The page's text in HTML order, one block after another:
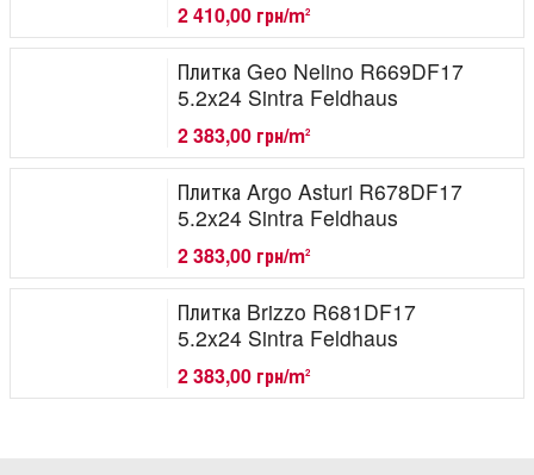
2 410,00 грн/m2
Плитка Geo Nelino R669DF17
5.2x24 Sintra Feldhaus
2 383,00 грн/m2
Плитка Argo Asturi R678DF17
5.2x24 Sintra Feldhaus
2 383,00 грн/m2
Плитка Brizzo R681DF17
5.2x24 Sintra Feldhaus
2 383,00 грн/m2